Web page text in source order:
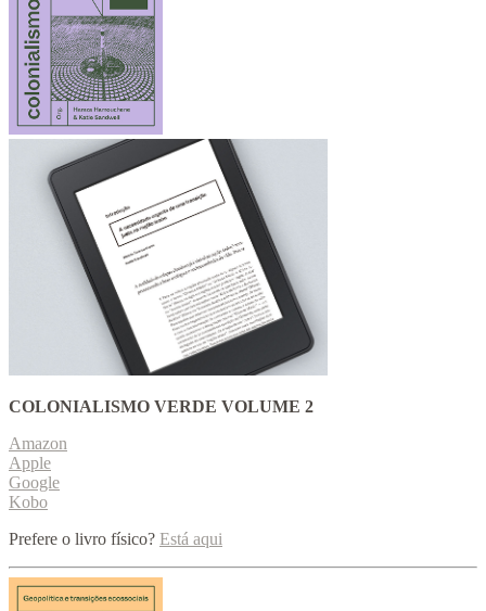
COLONIALISMO VERDE VOLUME 2
Amazon
Apple
Google
Kobo
Prefere o livro físico? Está aqui